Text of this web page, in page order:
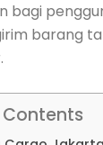
bagi
barang